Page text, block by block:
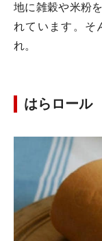
地に雑穀や米粉
れています。そ
れ。
はらロール